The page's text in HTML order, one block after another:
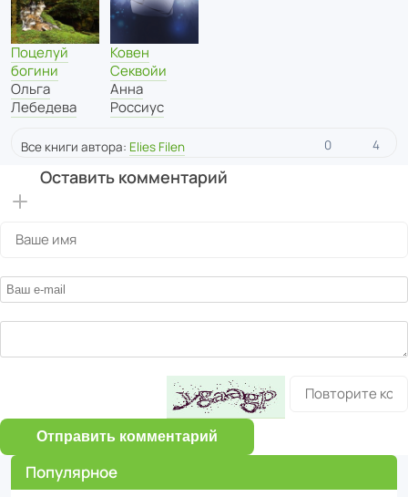
Поцелуй
богини
Ольга
Лебедева
Ковен
Секвойи
Анна
Россиус
Все книги автора: Elies Filen 0 4
Оставить комментарий
Отправить комментарий
Популярное